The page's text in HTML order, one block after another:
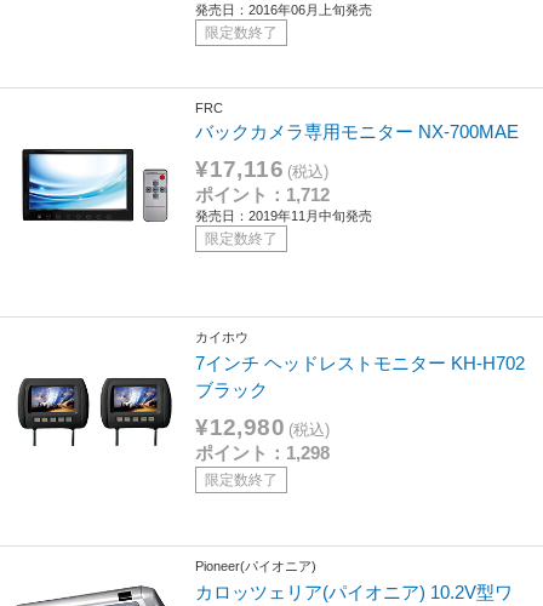
発売日：2016年06月上旬発売
限定数終了
FRC
バックカメラ専用モニター NX-700MAE
¥17,116 (税込)
ポイント：1,712
発売日：2019年11月中旬発売
限定数終了
カイホウ
7インチ ヘッドレストモニター KH-H702
ブラック
¥12,980 (税込)
ポイント：1,298
限定数終了
Pioneer(パイオニア)
カロッツェリア(パイオニア) 10.2V型ワ